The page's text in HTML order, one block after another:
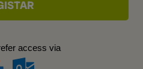
access via